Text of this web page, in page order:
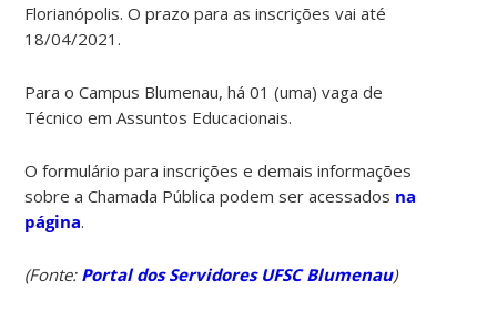
Florianópolis. O prazo para as inscrições vai até
18/04/2021.
Para o Campus Blumenau, há 01 (uma) vaga de
Técnico em Assuntos Educacionais.
O formulário para inscrições e demais informações
sobre a Chamada Pública podem ser acessados na
página.
(Fonte: Portal dos Servidores UFSC Blumenau)